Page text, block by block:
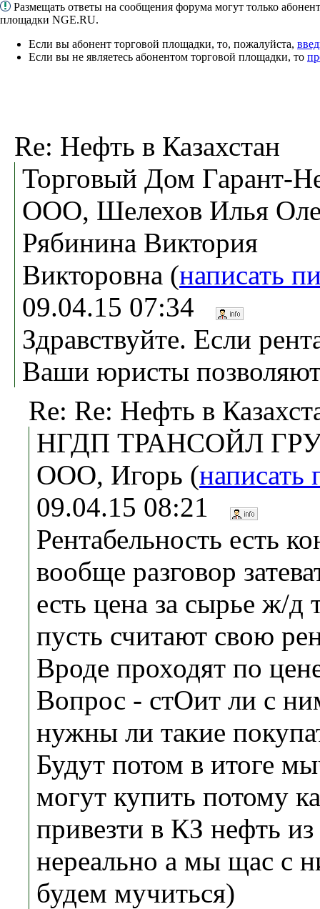
Размещать ответы на сообщения форума могут только
площадки NGE.RU.
Если вы абонент торговой площадки, то, пожалуйста,
Если вы не являетесь абонентом торговой площадки, то
Re: Нефть в Казахстан
Торговый Дом Гарант-
ООО, Шелехов Илья
Рябинина Виктория
Викторовна (написать
09.04.15 07:34
Здравствуйте. Если
Ваши юристы
Re: Re: Нефть в
НГДП ТРАНСОЙЛ
ООО, Игорь (написать
09.04.15 08:21
Рентабельность есть
вообще разговор
есть цена за сырье ж/д
пусть считают свою
Вроде проходят по
Вопрос - стОит ли с
нужны ли такие
Будут потом в итоге
могут купить потому
привезти в КЗ нефть
нереально а мы щас с
будем мучиться)